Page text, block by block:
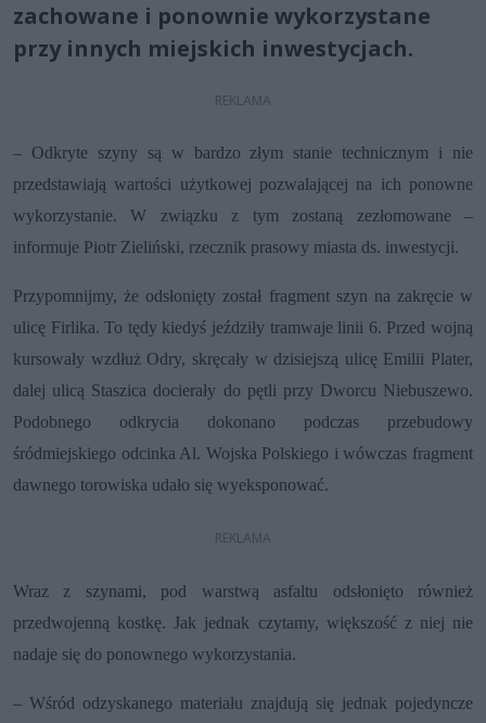
zachowane i ponownie wykorzystane
przy innych miejskich inwestycjach.
– Odkryte szyny są w bardzo złym stanie technicznym i nie
przedstawiają wartości użytkowej pozwalającej na ich ponowne
wykorzystanie. W związku z tym zostaną zezłomowane –
informuje Piotr Zieliński, rzecznik prasowy miasta ds. inwestycji.
Przypomnijmy, że odsłonięty został fragment szyn na zakręcie w
ulicę Firlika. To tędy kiedyś jeździły tramwaje linii 6. Przed wojną
kursowały wzdłuż Odry, skręcały w dzisiejszą ulicę Emilii Plater,
dalej ulicą Staszica docierały do pętli przy Dworcu Niebuszewo.
Podobnego odkrycia dokonano podczas przebudowy
śródmiejskiego odcinka Al. Wojska Polskiego i wówczas fragment
dawnego torowiska udało się wyeksponować.
Wraz z szynami, pod warstwą asfaltu odsłonięto również
przedwojenną kostkę. Jak jednak czytamy, większość z niej nie
nadaje się do ponownego wykorzystania.
– Wśród odzyskanego materiału znajdują się jednak pojedyncze